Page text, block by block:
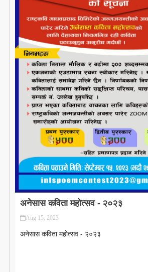
PUBLICATIONS
AWARDS
GALLERY
LITERATURE
अनेसास कविता महोत्सव - २०२३
Aug 15, 2023
अनेसास कविता महोत्सव - २०२३